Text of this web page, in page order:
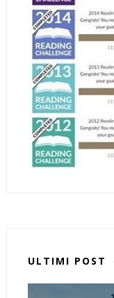
ULTIMI POST